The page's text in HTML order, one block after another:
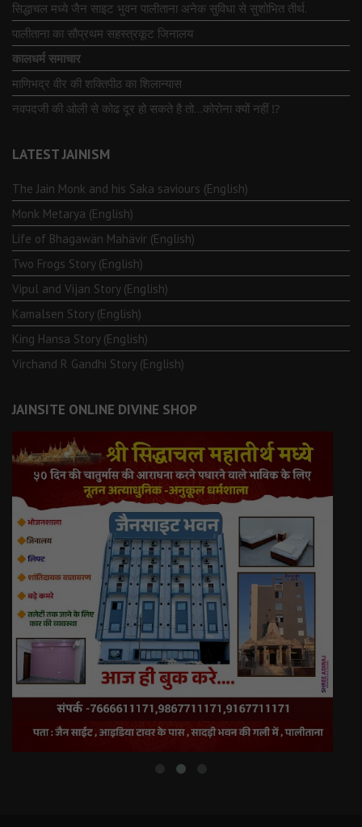
सिद्धाचल मध्ये जैन साइट भुवन पालीताना अनेक सुविधा से सुशोभित तीर्थ.
पालीताना का सौप्रथम सहस्त्रकूट जिनालय
कालधर्म समाचार
माणिभद्र वीर की शक्तिपीठ का शिलान्यास
नवपदजी की ओली से कोढ दूर हो सकते है तो…कोरोना क्यों नहीं ⁉️
LATEST JAINISM
The Jain Monk and his Saka saviours (English)
Monk Metarya (English)
Life of Bhagawän Mahävir (English)
Two Frogs Story (English)
Vipul and Vijan Story (English)
Kamalsen Story (English)
King Hansa Story (English)
Virchand R Gandhi Story (English)
JAINSITE ONLINE DIVINE SHOP